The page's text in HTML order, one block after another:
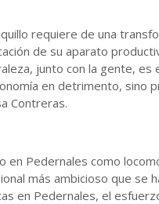
requiere de una
de su aparato
junto con la gente,
en detrimento, sino
Contreras.
en Pedernales como
más ambicioso que se
en Pedernales, el